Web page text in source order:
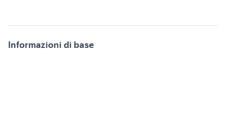
Informazioni di base